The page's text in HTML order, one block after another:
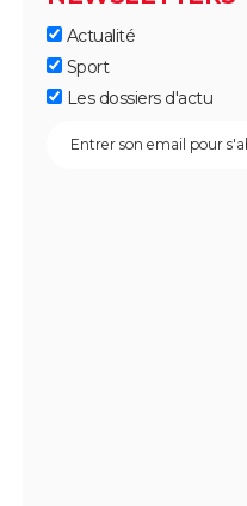
Actualité
Sport
Les dossiers d'actu